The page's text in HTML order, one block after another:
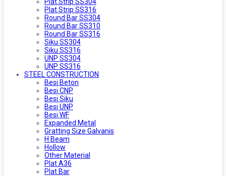
Plat Strip SS316
Round Bar SS304
Round Bar SS310
Round Bar SS316
Siku SS304
Siku SS316
UNP SS304
UNP SS316
STEEL CONSTRUCTION
Besi Beton
Besi CNP
Besi Siku
Besi UNP
Besi WF
Expanded Metal
Gratting Size Galvanis
H Beam
Hollow
Other Material
Plat A36
Plat Bar